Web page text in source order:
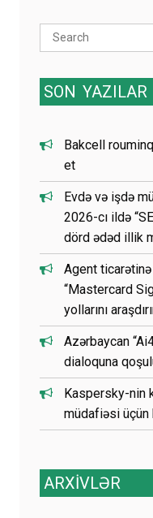
Search
for:
SON YAZILAR
Bakcell
et
Evdə və işdə
2026-cı ildə
dörd ədəd illik
Agent ticarətinə
“Mastercard
yollarını
Azərbaycan
dialoquna
Kaspersky-nin
müdafiəsi
ARXİVLƏR